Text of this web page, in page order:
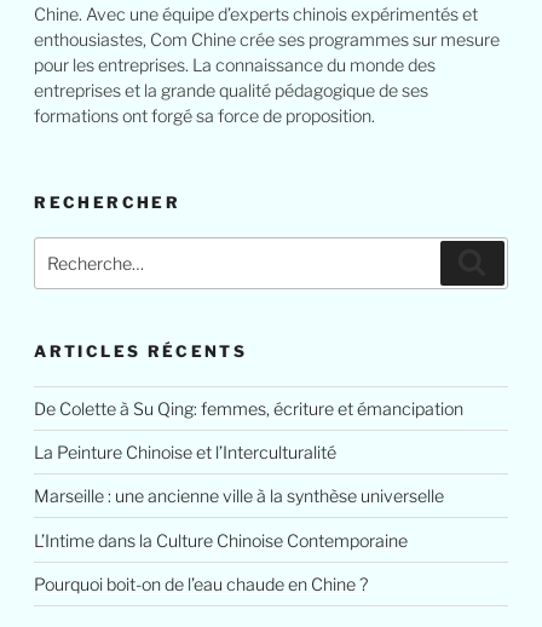
Chine. Avec une équipe d’experts chinois expérimentés et
enthousiastes, Com Chine crée ses programmes sur mesure
pour les entreprises. La connaissance du monde des
entreprises et la grande qualité pédagogique de ses
formations ont forgé sa force de proposition.
RECHERCHER
pour
ARTICLES RÉCENTS
De Colette à Su Qing: femmes, écriture et émancipation
La Peinture Chinoise et l’Interculturalité
Marseille : une ancienne ville à la synthèse universelle
L’Intime dans la Culture Chinoise Contemporaine
Pourquoi boit-on de l’eau chaude en Chine ?